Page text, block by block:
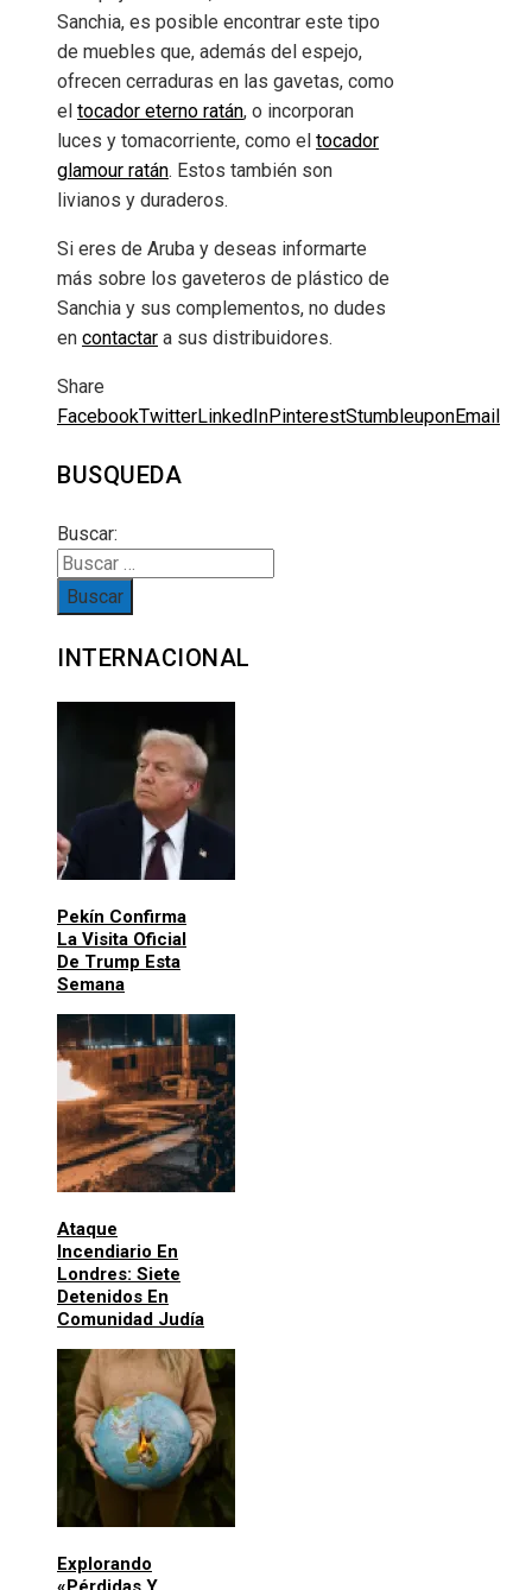
Sanchia, es posible encontrar este tipo
de muebles que, además del espejo,
ofrecen cerraduras en las gavetas, como
el tocador eterno ratán, o incorporan
luces y tomacorriente, como el tocador
glamour ratán. Estos también son
livianos y duraderos.
Si eres de Aruba y deseas informarte
más sobre los gaveteros de plástico de
Sanchia y sus complementos, no dudes
en contactar a sus distribuidores.
Share
FacebookTwitterLinkedInPinterestStumbleuponEmail
BUSQUEDA
Buscar:
INTERNACIONAL
Pekín Confirma
La Visita Oficial
De Trump Esta
Semana
Ataque
Incendiario En
Londres: Siete
Detenidos En
Comunidad Judía
Explorando